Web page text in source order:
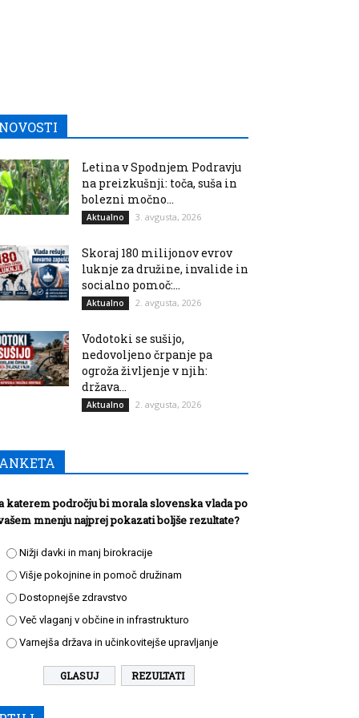
Letina v Spodnjem Podravju
na preizkušnji: toča, suša in
bolezni močno...
Aktualno 3. avgusta, 2026
Skoraj 180 milijonov evrov
luknje za družine, invalide in
socialno pomoč:...
Aktualno 2. avgusta, 2026
Vodotoki se sušijo,
nedovoljeno črpanje pa
ogroža življenje v njih:
država...
Aktualno 2. avgusta, 2026
katerem področju bi morala slovenska vlada po
mnenju najprej pokazati boljše rezultate?
Nižji davki in manj birokracije
Višje pokojnine in pomoč družinam
Dostopnejše zdravstvo
Več vlaganj v občine in infrastrukturo
Varnejša država in učinkovitejše upravljanje
REZULTATI